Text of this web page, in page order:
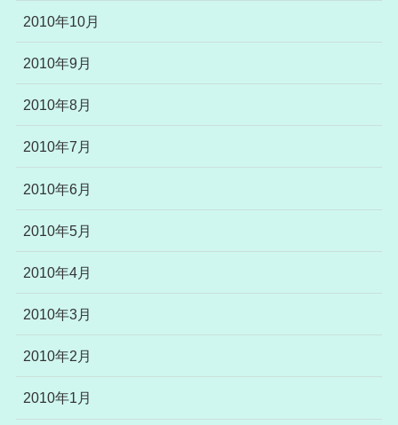
2010年10月
2010年9月
2010年8月
2010年7月
2010年6月
2010年5月
2010年4月
2010年3月
2010年2月
2010年1月